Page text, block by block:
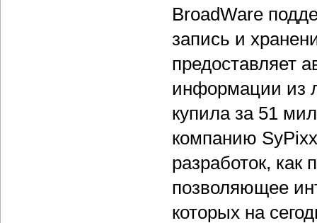
BroadWare
запись и
предоставляет
информации из
купила за 51
компанию
разработок, как
позволяющее
которых на